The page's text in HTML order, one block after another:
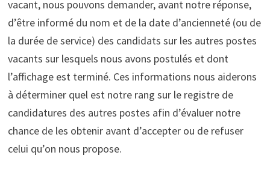
vacant, nous pouvons demander, avant notre réponse,
d’être informé du nom et de la date d’ancienneté (ou de
la durée de service) des candidats sur les autres postes
vacants sur lesquels nous avons postulés et dont
l’affichage est terminé. Ces informations nous aiderons
à déterminer quel est notre rang sur le registre de
candidatures des autres postes afin d’évaluer notre
chance de les obtenir avant d’accepter ou de refuser
celui qu’on nous propose.